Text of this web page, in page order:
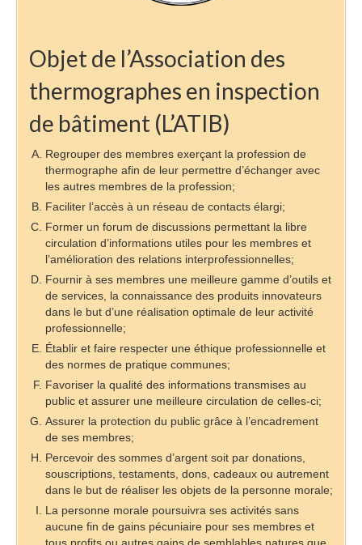
Objet de l’Association des
thermographes en inspection
de bâtiment (L’ATIB)
Regrouper des membres exerçant la profession de
thermographe afin de leur permettre d’échanger avec
les autres membres de la profession;
Faciliter l’accès à un réseau de contacts élargi;
Former un forum de discussions permettant la libre
circulation d’informations utiles pour les membres et
l’amélioration des relations interprofessionnelles;
Fournir à ses membres une meilleure gamme d’outils et
de services, la connaissance des produits innovateurs
dans le but d’une réalisation optimale de leur activité
professionnelle;
Établir et faire respecter une éthique professionnelle et
des normes de pratique communes;
Favoriser la qualité des informations transmises au
public et assurer une meilleure circulation de celles-ci;
Assurer la protection du public grâce à l’encadrement
de ses membres;
Percevoir des sommes d’argent soit par donations,
souscriptions, testaments, dons, cadeaux ou autrement
dans le but de réaliser les objets de la personne morale;
La personne morale poursuivra ses activités sans
aucune fin de gains pécuniaire pour ses membres et